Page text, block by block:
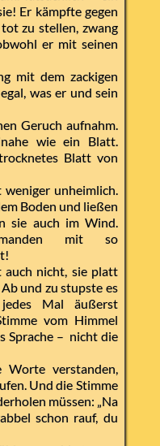
Er kämpfte gegen
zu stellen, zwang
er mit seinen
mit dem zackigen
was er und sein
Geruch aufnahm.
wie ein Blatt.
Blatt von
weniger unheimlich.
Boden und ließen
sie auch im Wind.
mit so
auch nicht, sie platt
und zu stupste es
Mal äußerst
vom Himmel
Sprache – nicht die
verstanden,
Und die Stimme
müssen: „Na
schon rauf, du